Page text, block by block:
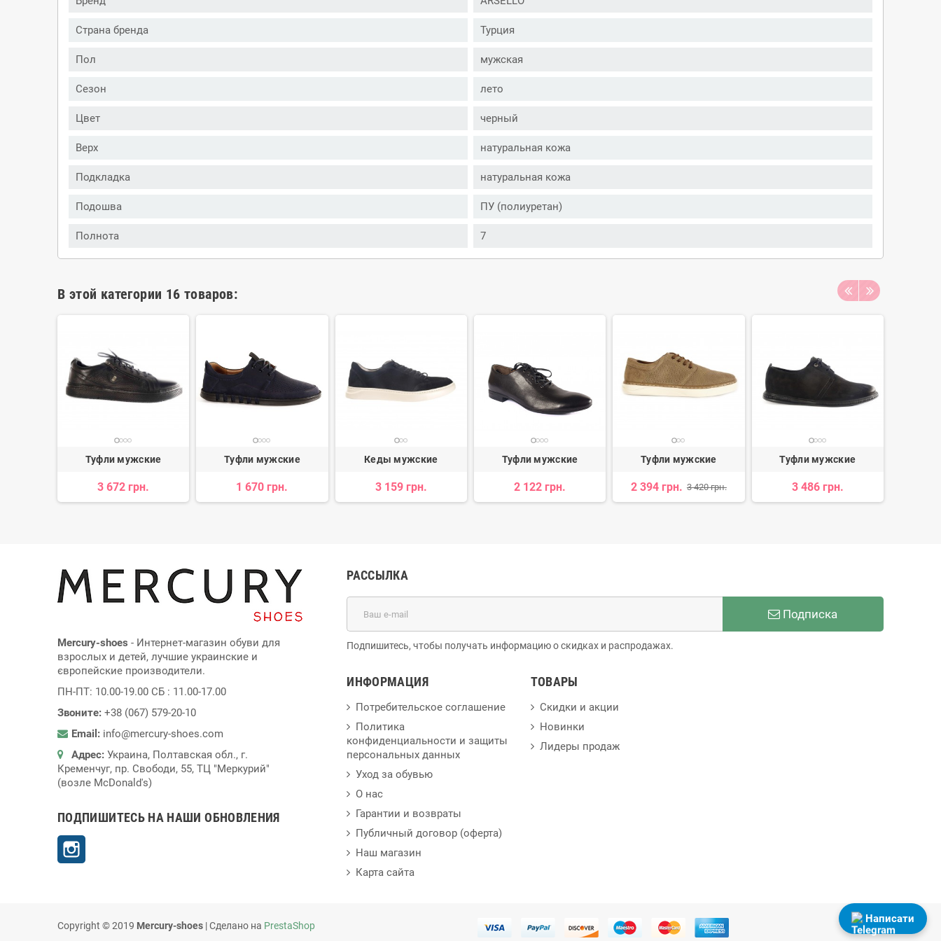
Страна бренда Турция
Пол мужская
Сезон лето
Цвет черный
Верх натуральная кожа
Подкладка натуральная кожа
Подошва ПУ (полиуретан)
Полнота 7
В этой категории 16 товаров:
Туфли мужские
3 672 грн.
Туфли мужские
1 670 грн.
Кеды мужские
3 159 грн.
Туфли мужские
2 122 грн.
Туфли мужские
2 394 грн. 3 420 грн.
Туфли мужские
3 486 грн.
Mercury-shoes - Интернет-магазин обуви для
взрослых и детей, лучшие украинские и
європейские производители.
ПН-ПТ: 10.00-19.00 СБ : 11.00-17.00
Звоните: +38 (067) 579-20-10
Email: info@mercury-shoes.com
Адрес: Украина, Полтавская обл., г.
Кременчуг, пр. Свободи, 55, ТЦ "Меркурий"
(возле McDonald's)
ПОДПИШИТЕСЬ НА НАШИ ОБНОВЛЕНИЯ
РАССЫЛКА
Подписка
Подпишитесь, чтобы получать информацию о скидках и распродажах.
ИНФОРМАЦИЯ
Потребительское соглашение
Политика
конфиденциальности и защиты
персональных данных
Уход за обувью
О нас
Гарантии и возвраты
Публичный договор (оферта)
Наш магазин
Карта сайта
ТОВАРЫ
Скидки и акции
Новинки
Лидеры продаж
Copyright © 2019 Mercury-shoes | Сделано на PrestaShop
Написати